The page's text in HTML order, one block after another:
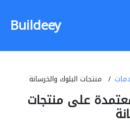
Buildeey
منتجات البلوك والخرسانة
على منتجات